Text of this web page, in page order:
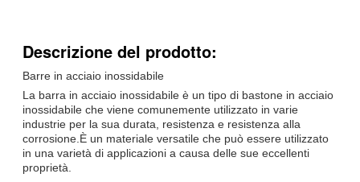
Descrizione del prodotto:
Barre in acciaio inossidabile
La barra in acciaio inossidabile è un tipo di bastone in acciaio
inossidabile che viene comunemente utilizzato in varie
industrie per la sua durata, resistenza e resistenza alla
corrosione.È un materiale versatile che può essere utilizzato
in una varietà di applicazioni a causa delle sue eccellenti
proprietà.